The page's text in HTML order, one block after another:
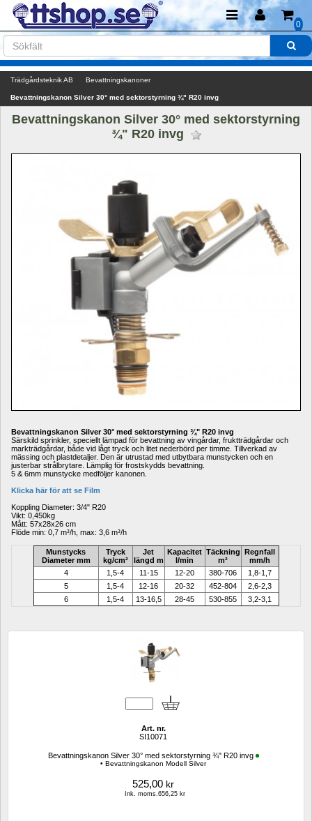
0
Trädgårdsteknik AB Bevattningskanoner
Bevattningskanon Silver 30° med sektorstyrning ¾" R20 invg
Bevattningskanon Silver 30° med sektorstyrning
¾" R20 invg
Bevattningskanon Silver 30° med sektorstyrning ¾" R20 invg
Särskild sprinkler, speciellt lämpad för bevattning av vingårdar, fruktträdgårdar och
markträdgårdar, både vid lågt tryck och litet nederbörd per timme. Tillverkad av
mässing och plastdetaljer. Den är utrustad med utbytbara munstycken och en
justerbar strålbrytare. Lämplig för frostskydds bevattning.
5 & 6mm munstycke medföljer kanonen.
Klicka här för att se Film
Koppling Diameter: 3/4" R20
Vikt: 0,450kg
Mått: 57x28x26 cm
Flöde min: 0,7 m³/h, max: 3,6 m³/h
Munstycks
Diameter mm
Tryck
kg/cm²
Jet
längd m
Kapacitet
l/min
Täckning
m²
Regnfall
mm/h
4
1,5-4 11-15 12-20 380-706
1,8-1,7
5
1,5-4 12-16 20-32 452-804
2,6-2,3
6
1,5-4 13-16,5 28-45 530-855 3,2-3,1
Art. nr.
SI10071
Bevattningskanon Silver 30° med sektorstyrning ¾" R20 invg
• Bevattningskanon Modell Silver
525,00 kr
Ink. moms.656,25 kr